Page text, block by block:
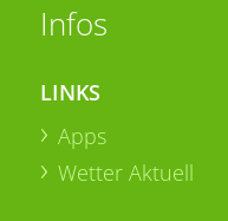
Infos
LINKS
Apps
Wetter Aktuell